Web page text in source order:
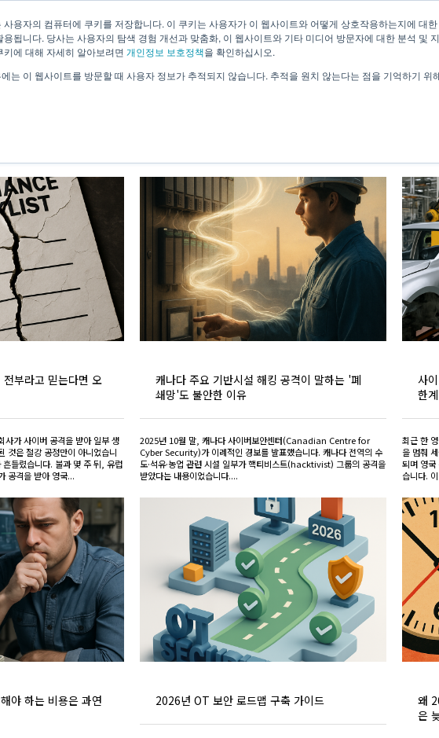
사용자의 컴퓨터에 쿠키를 저장합니다. 이 쿠키는 사용자가 이 웹사이트와 어떻게 상호작용하는지에 대
용됩니다. 당사는 사용자의 탐색 경험 개선과 맞춤화, 이 웹사이트와 기타 미디어 방문자에 대한 분석 및
키에 대해 자세히 알아보려면 개인정보 보호정책을 확인하십시오.
는 이 웹사이트를 방문할 때 사용자 정보가 추적되지 않습니다. 추적을 원치 않는다는 점을 기억하기 위
회사소개 기술소개 솔루션
부라고 믿는다면 오
가 사이버 공격을 받아 일부 생
것은 철강 공정만이 아니었습니
들렸습니다. 불과 몇 주 뒤, 유럽
공격을 받아 영국...
캐나다 주요 기반시설 해킹 공격이 말하는 '폐
쇄망'도 불안한 이유
2025년 10월 말, 캐나다 사이버보안센터(Canadian Centre for
Cyber Security)가 이례적인 경보를 발표했습니다. 캐나다 전역의 수
도·석유·농업 관련 시설 일부가 핵티비스트(hacktivist) 그룹의 공격을
받았다는 내용이었습니다....
사
한계
최근 한
을 멈춰
되며 영국
습니다.
야 하는 비용은 과연
2026년 OT 보안 로드맵 구축 가이드
왜
은